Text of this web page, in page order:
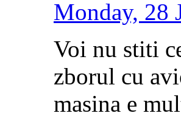
Monday, 28
Voi nu stiti
zborul cu
masina e